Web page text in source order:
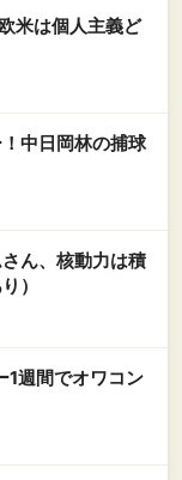
米は個人主義ど
中日岡林の捕球
ん、核動力は積
）
1週間でオワコン